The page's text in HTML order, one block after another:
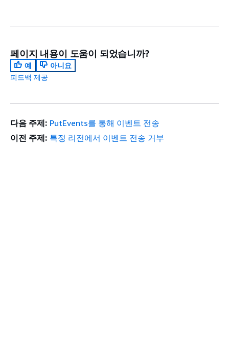
페이지 내용이 도움이 되었습니까?
예
아니요
피드백 제공
다음 주제: PutEvents를 통해 이벤트 전송
이전 주제: 특정 리전에서 이벤트 전송 거부